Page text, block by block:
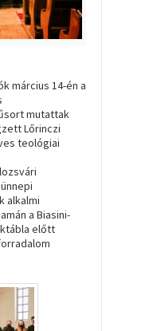
március 14-én a
mutattak
Lőrinczi
teológiai
alkalmi
a Biasini-
előtt